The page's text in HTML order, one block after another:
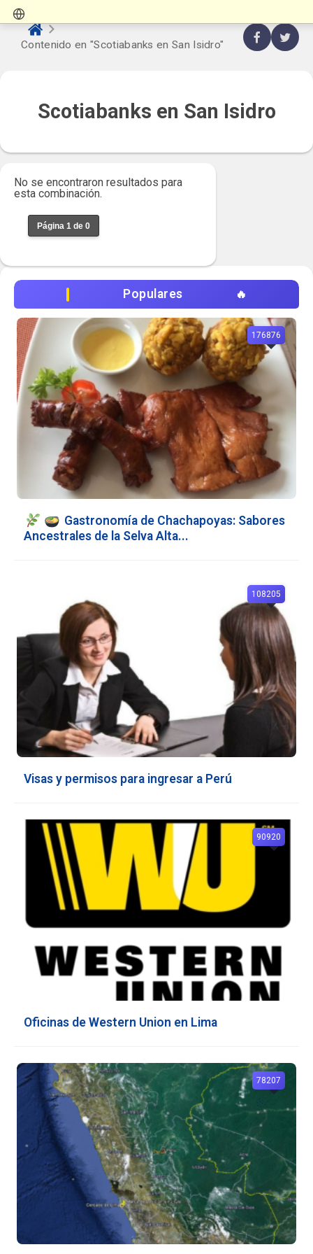
Contenido en "Scotiabanks en San Isidro"
Scotiabanks en San Isidro
No se encontraron resultados para
esta combinación.
Página 1 de 0
Populares
Gastronomía de Chachapoyas: Sabores
Ancestrales de la Selva Alta...
176876
Visas y permisos para ingresar a Perú
108205
Oficinas de Western Union en Lima
90920
78207